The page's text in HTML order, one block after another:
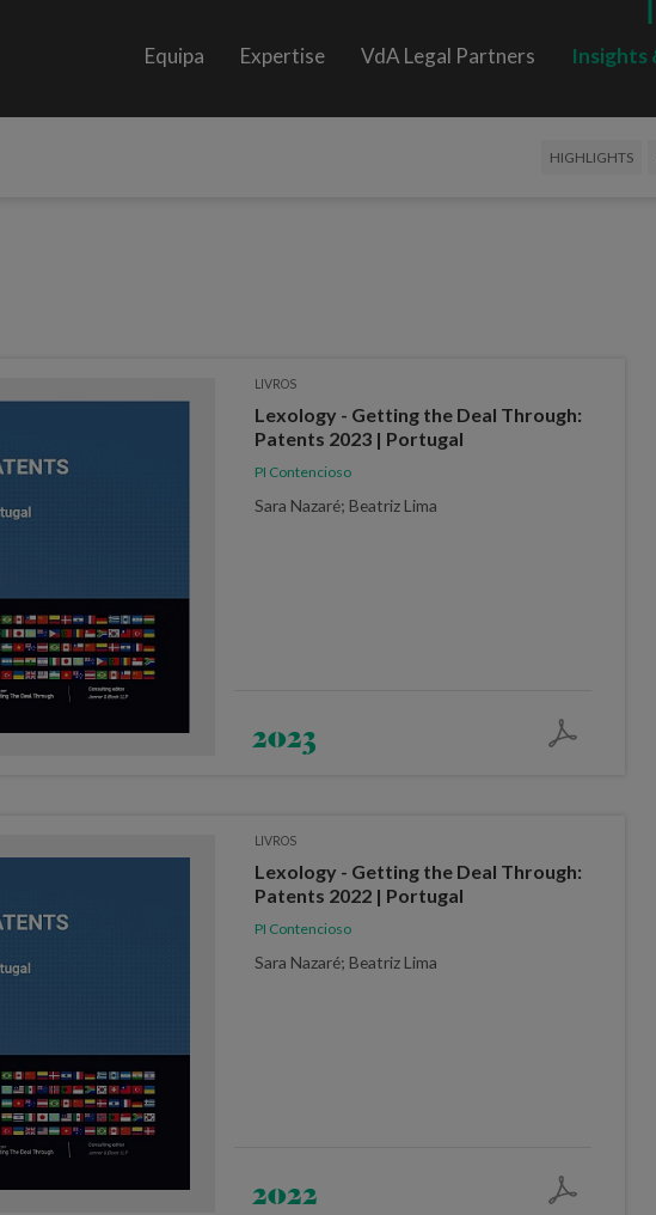
Equipa Expertise VdA Legal Partners Insights
HIGHLIGHTS
LIVROS
Lexology - Getting the Deal Through:
Patents 2023 | Portugal
PI Contencioso
Sara Nazaré; Beatriz Lima
2023
LIVROS
Lexology - Getting the Deal Through:
Patents 2022 | Portugal
PI Contencioso
Sara Nazaré; Beatriz Lima
2022